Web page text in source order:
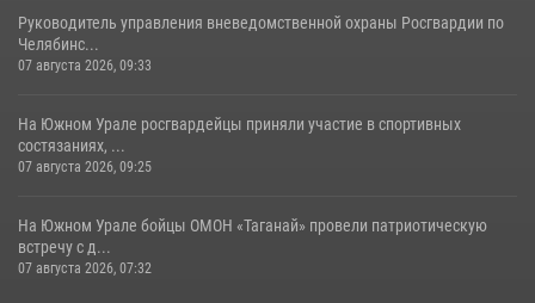
Руководитель управления вневедомственной охраны Росгвардии по
Челябинс...
07 августа 2026, 09:33
На Южном Урале росгвардейцы приняли участие в спортивных
состязаниях, ...
07 августа 2026, 09:25
На Южном Урале бойцы ОМОН «Таганай» провели патриотическую
встречу с д...
07 августа 2026, 07:32